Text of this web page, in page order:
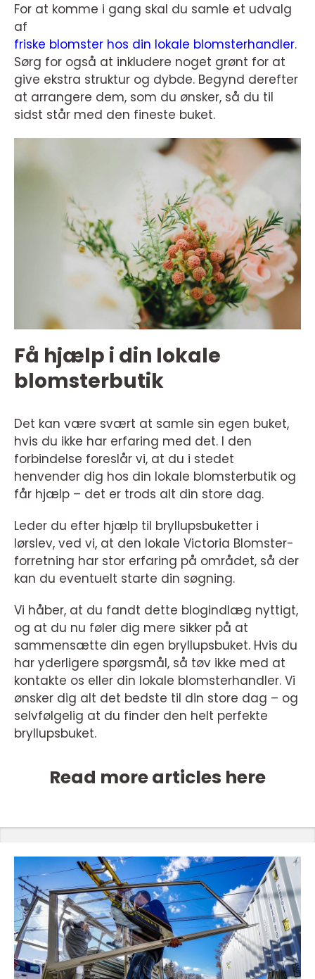
For at komme i gang skal du samle et udvalg
af
friske blomster hos din lokale blomsterhandler.
Sørg for også at inkludere noget grønt for at
give ekstra struktur og dybde. Begynd derefter
at arrangere dem, som du ønsker, så du til
sidst står med den fineste buket.
Få hjælp i din lokale
blomsterbutik
Det kan være svært at samle sin egen buket,
hvis du ikke har erfaring med det. I den
forbindelse foreslår vi, at du i stedet
henvender dig hos din lokale blomsterbutik og
får hjælp – det er trods alt din store dag.
Leder du efter hjælp til bryllupsbuketter i
lørslev, ved vi, at den lokale Victoria Blomster-
forretning har stor erfaring på området, så der
kan du eventuelt starte din søgning.
Vi håber, at du fandt dette blogindlæg nyttigt,
og at du nu føler dig mere sikker på at
sammensætte din egen bryllupsbuket. Hvis du
har yderligere spørgsmål, så tøv ikke med at
kontakte os eller din lokale blomsterhandler. Vi
ønsker dig alt det bedste til din store dag – og
selvfølgelig at du finder den helt perfekte
bryllupsbuket.
Read more articles here